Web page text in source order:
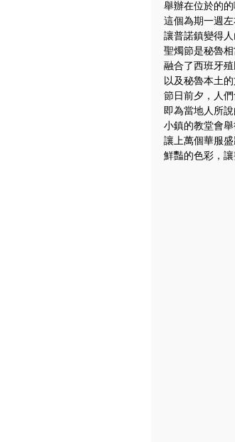
舉辦在位於的
這個為期一週左
讓普諾鎮變得
聖燭節是秘魯
融合了西班牙
以及秘魯本土的
節日前夕，人
即為當地人所說
小鎮的教堂會
讓上萬個華服
鮮豔的色彩，